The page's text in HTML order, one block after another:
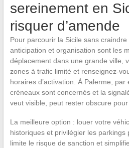
sereinement en
risquer d’amende
Pour parcourir la Sicile sans craindre
anticipation et organisation sont les
déplacement dans une grande ville,
zones à trafic limité et renseignez-
horaires d’activation. À Palerme,
créneaux sont concernés et la
veut visible, peut rester obscure pour
La meilleure option : louer votre
historiques et privilégier les parkings
limite le risque de sanction et